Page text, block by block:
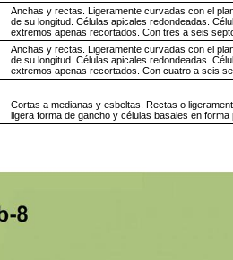
Anchas y rectas. Ligeramente curvadas con el
de su longitud. Células apicales redondeadas.
extremos apenas recortados. Con tres a seis
Anchas y rectas. Ligeramente curvadas con el
de su longitud. Células apicales redondeadas.
extremos apenas recortados. Con cuatro a seis
Cortas a medianas y esbeltas. Rectas o
ligera forma de gancho y células basales en